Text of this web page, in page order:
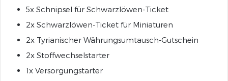
Sechter Jahrestag
Gepanzerter Angriff
Elonische Halloween-Truhe
Kampferfahrene Truhe
Winterwunder-Truhe
5x Schnipsel für Schwarzlöwen-Ticket
2x Schwarzlöwen-Ticket für Miniaturen
2x Tyrianischer Währungsumtausch-Gutschein
2x Stoffwechselstarter
1x Versorgungstarter